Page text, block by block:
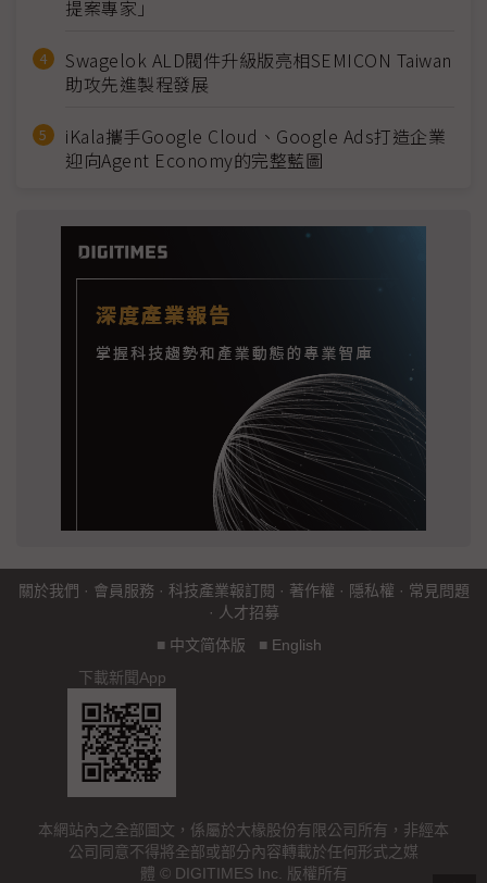
提案專家」
Swagelok ALD閥件升級版亮相SEMICON Taiwan
助攻先進製程發展
iKala攜手Google Cloud、Google Ads打造企業
迎向Agent Economy的完整藍圖
關於我們 · 會員服務 · 科技產業報訂閱 · 著作權 · 隱私權 · 常見問題
· 人才招募
■ 中文简体版 ■ English
下載新聞App
本網站內之全部圖文，係屬於大椽股份有限公司所有，非經本
公司同意不得將全部或部分內容轉載於任何形式之媒
體 © DIGITIMES Inc. 版權所有